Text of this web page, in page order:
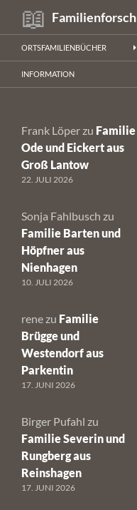
Inhalt
springen
Suchen
ORTSFAMILIENBÜCHER
INFORMATION
Frank Löper zu Familie
Ode und Eickert aus
Groß Lantow
22. JULI 2026
Sonja Fahlbusch zu
Familie Barten und
Höpfner aus
Nienhagen
10. JULI 2026
rene zu Familie
Brügge und
Westendorf aus
Parkentin
17. JUNI 2026
Birger Pufahl zu
Familie Severin und
Rungberg aus
Reinshagen
17. JUNI 2026